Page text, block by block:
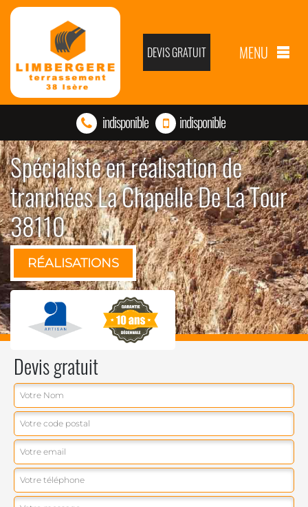
DEVIS GRATUIT MENU
indisponible indisponible
Spécialiste en réalisation de
tranchées La Chapelle De La Tour
38110
RÉALISATIONS
Devis gratuit